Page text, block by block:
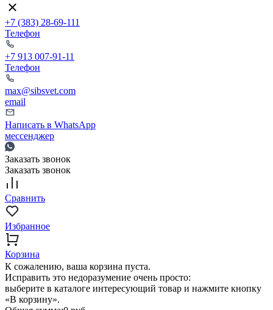
+7 (383) 28-69-111
Телефон
+7 913 007-91-11
Телефон
max@sibsvet.com
email
Написать в WhatsApp
мессенджер
Заказать звонок
Заказать звонок
Сравнить
Избранное
Корзина
К сожалению, ваша корзина пуста.
Исправить это недоразумение очень просто:
выберите в каталоге интересующий товар и нажмите кнопку
«В корзину».